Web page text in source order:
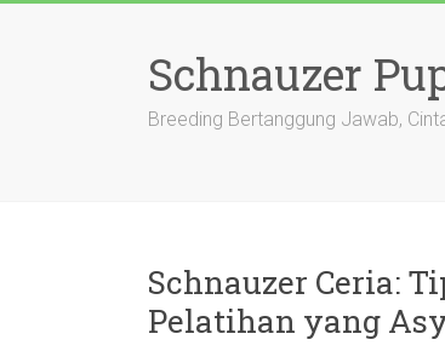
Schnauzer
Breeding Bertanggung Jawab,
Schnauzer Ceria:
Pelatihan yang